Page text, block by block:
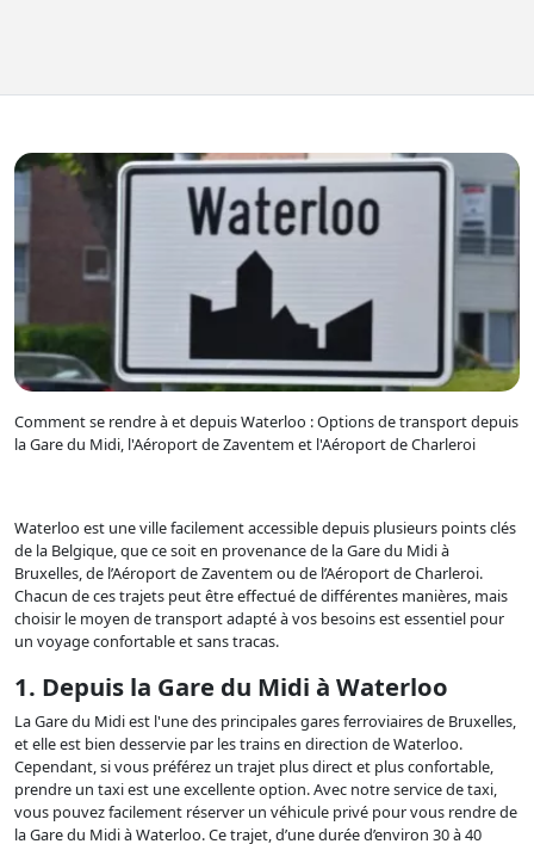
Comment se rendre à et depuis Waterloo : Options de transport depuis
la Gare du Midi, l'Aéroport de Zaventem et l'Aéroport de Charleroi
Waterloo est une ville facilement accessible depuis plusieurs points clés
de la Belgique, que ce soit en provenance de la Gare du Midi à
Bruxelles, de l’Aéroport de Zaventem ou de l’Aéroport de Charleroi.
Chacun de ces trajets peut être effectué de différentes manières, mais
choisir le moyen de transport adapté à vos besoins est essentiel pour
un voyage confortable et sans tracas.
1. Depuis la Gare du Midi à Waterloo
La Gare du Midi est l'une des principales gares ferroviaires de Bruxelles,
et elle est bien desservie par les trains en direction de Waterloo.
Cependant, si vous préférez un trajet plus direct et plus confortable,
prendre un taxi est une excellente option. Avec notre service de taxi,
vous pouvez facilement réserver un véhicule privé pour vous rendre de
la Gare du Midi à Waterloo. Ce trajet, d’une durée d’environ 30 à 40